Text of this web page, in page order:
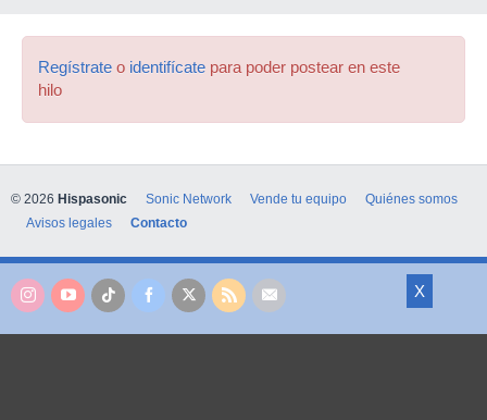
Regístrate o identifícate para poder postear en este
hilo
X
© 2026 Hispasonic Sonic Network Vende tu equipo
Quiénes somos
Avisos legales
Contacto